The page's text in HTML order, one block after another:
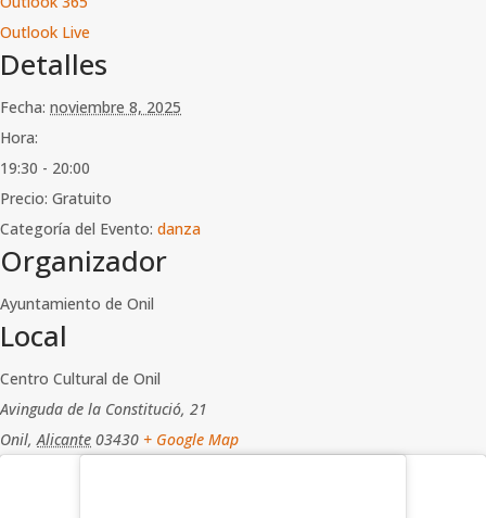
Outlook Live
Detalles
Fecha: noviembre 8, 2025
Hora:
19:30 - 20:00
Precio: Gratuito
Categoría del Evento: danza
Organizador
Ayuntamiento de Onil
Local
Centro Cultural de Onil
Avinguda de la Constitució, 21
Onil, Alicante 03430 + Google Map